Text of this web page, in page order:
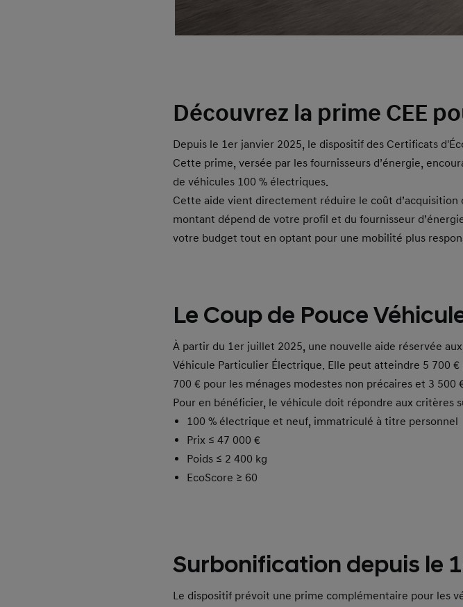
Découvrez la prime CEE
Depuis le 1er janvier 2025, le dispositif des Certificats
Cette prime, versée par les fournisseurs d’énergie,
de véhicules 100 % électriques.
Cette aide vient directement réduire le coût d’acquisition
montant dépend de votre profil et du fournisseur
votre budget tout en optant pour une mobilité plus
Le Coup de Pouce
À partir du 1er juillet 2025, une nouvelle aide réservée
Véhicule Particulier Électrique. Elle peut atteindre 5 700
700 € pour les ménages modestes non précaires et 3 500
Pour en bénéficier, le véhicule doit répondre aux critères
100 % électrique et neuf, immatriculé à titre personnel
Prix ≤ 47 000 €
Poids ≤ 2 400 kg
EcoScore ≥ 60
Surbonification depuis le
Le dispositif prévoit une prime complémentaire pour les